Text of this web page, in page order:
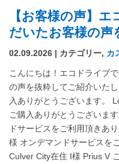
【お客様の声】
だいたお客様の声
02.09.2026 | カテゴリー, カ
こんにちは！エコドライブ
の声を抜粋してご紹介いた
入ありがとうございます。
ご購入ありがとうございま
ドサービスをご利用頂きあ
様 オンデマンドサービスを
Culver City在住 I様 Prius V ご